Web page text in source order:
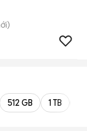
512 GB 1 TB